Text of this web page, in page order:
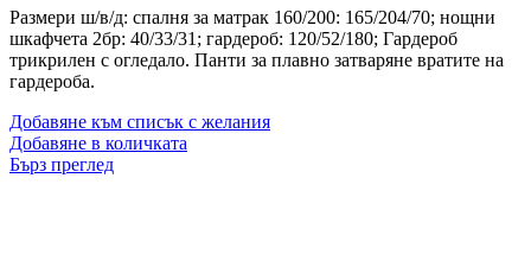
Размери ш/в/д: спалня за матрак 160/200: 165/204/70; нощни
шкафчета 2бр: 40/33/31; гардероб: 120/52/180; Гардероб
трикрилен с огледало. Панти за плавно затваряне вратите на
гардероба.
Добавяне към списък с желания
Добавяне в количката
Бърз преглед